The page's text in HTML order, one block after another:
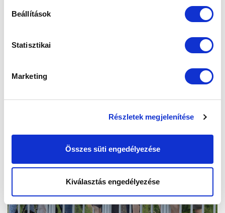
Beállítások
Statisztikai
Marketing
Részletek megjelenítése
Összes süti engedélyezése
Kiválasztás engedélyezése